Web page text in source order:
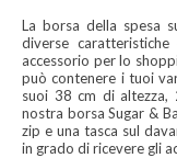
La borsa della spesa
diverse
accessorio per lo
può contenere i tuoi
suoi 38 cm di
nostra borsa Sugar &
zip e una tasca sul
in grado di ricevere gli